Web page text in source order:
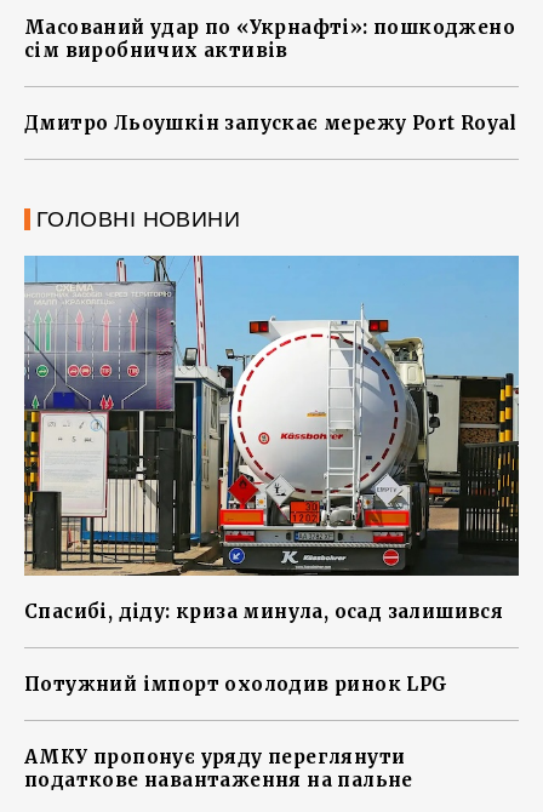
Масований удар по «Укрнафті»: пошкоджено
сім виробничих активів
Дмитро Льоушкін запускає мережу Port Royal
ГОЛОВНІ НОВИНИ
Спасибі, діду: криза минула, осад залишився
Потужний імпорт охолодив ринок LPG
АМКУ пропонує уряду переглянути
податкове навантаження на пальне